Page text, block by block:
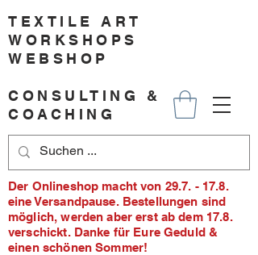
TEXTILE ART
WORKSHOPS
WEBSHOP
CONSULTING &
COACHING
Der Onlineshop macht von 29.7. - 17.8.
eine Versandpause. Bestellungen sind
möglich, werden aber erst ab dem 17.8.
verschickt. Danke für Eure Geduld &
einen schönen Sommer!